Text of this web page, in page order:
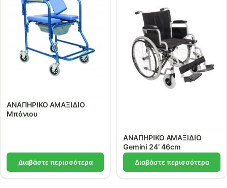
ΑΝΑΠΗΡΙΚΟ ΑΜΑΞΙΔΙΟ
Μπάνιου
Διαβάστε περισσότερα
ΑΝΑΠΗΡΙΚΟ ΑΜΑΞΙΔΙΟ
Gemini 24′ 46cm
Διαβάστε περισσότερα